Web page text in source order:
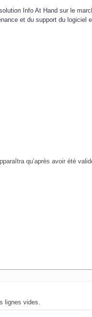
Info At Hand sur le
et du support du logiciel
qu’après avoir été
lignes vides.